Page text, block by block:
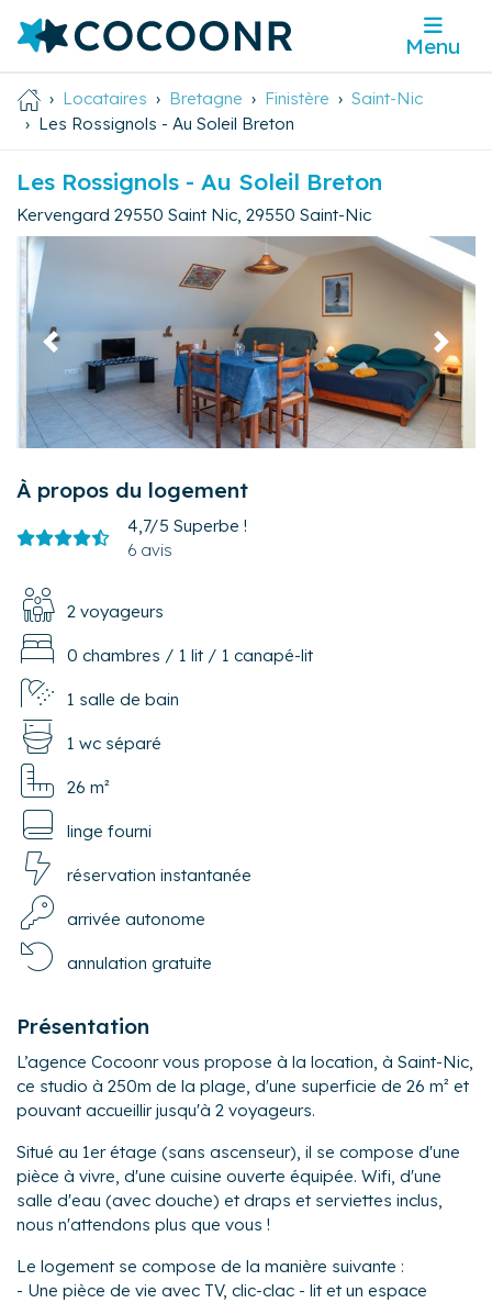
Menu
Locataires Bretagne Finistère
Saint-Nic
Les Rossignols - Au Soleil Breton
Les Rossignols - Au Soleil Breton
Kervengard 29550 Saint Nic 29550 Saint-Nic
Précédent
À propos du logement
4,7/5 Superbe !
6 avis
2 voyageurs
0 chambres / 1 lit / 1 canapé-lit
1 salle de bain
1 wc séparé
26 m²
linge fourni
réservation instantanée
arrivée autonome
annulation gratuite
Présentation
L’agence Cocoonr vous propose à la location, à Saint-Nic,
ce studio à 250m de la plage, d'une superficie de 26 m² et
pouvant accueillir jusqu'à 2 voyageurs.
Situé au 1er étage (sans ascenseur), il se compose d'une
pièce à vivre, d'une cuisine ouverte équipée. Wifi, d'une
salle d'eau (avec douche) et draps et serviettes inclus,
nous n'attendons plus que vous !
Le logement se compose de la manière suivante :
- Une pièce de vie avec TV, clic-clac - lit et un espace